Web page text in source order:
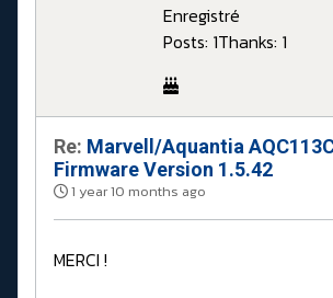
Enregistré
Posts: 1Thanks: 1
Re: Marvell/Aquantia
Firmware Version 1.5.42
1 year 10 months ago
MERCI !